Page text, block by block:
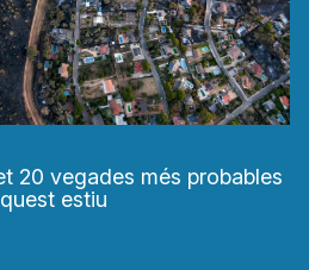
20 vegades més probables
estiu